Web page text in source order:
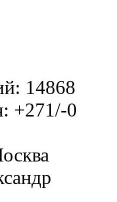
14868
+271/-0